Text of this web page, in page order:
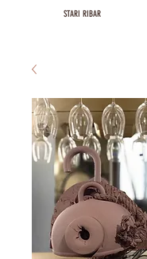
STARI RIBAR